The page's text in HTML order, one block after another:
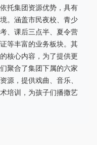
托集团资源优势，具有
。涵盖市民夜校、青少
、课后三点半、夏令营
等丰富的业务板块。其
核心内容，为了提供更
聚合了集团下属的六家
源，提供戏曲、音乐、
培训，为孩子们播撒艺